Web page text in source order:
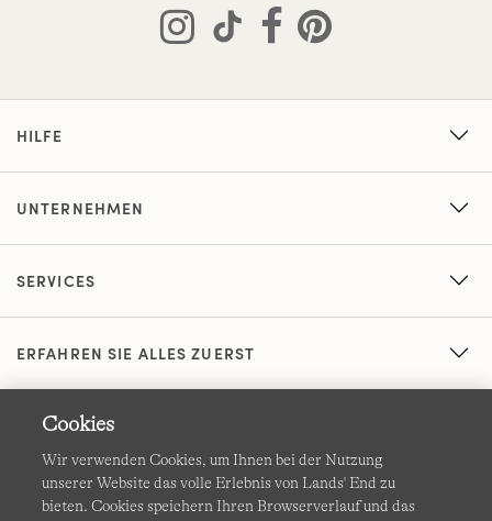
HILFE
UNTERNEHMEN
SERVICES
ERFAHREN SIE ALLES ZUERST
Cookies
Wir verwenden Cookies, um Ihnen bei der Nutzung
unserer Website das volle Erlebnis von Lands' End zu
bieten. Cookies speichern Ihren Browserverlauf und das